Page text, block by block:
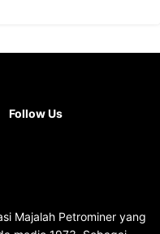
Follow Us
Majalah Petrominer yang